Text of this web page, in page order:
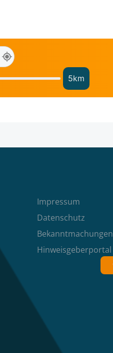
5km
Impressum
Datenschutz
Bekanntmachungen
Hinweisgeberportal